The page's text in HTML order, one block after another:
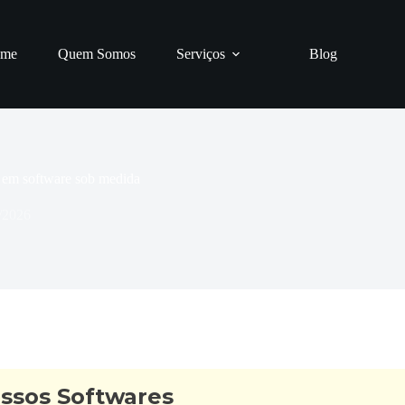
Quem Somos Serviços Blog
Softwares